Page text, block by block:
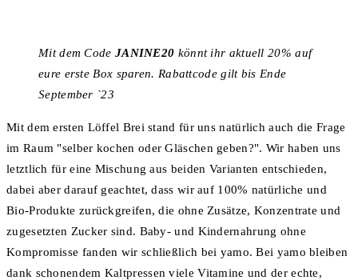
Mit dem Code JANINE20 könnt ihr aktuell 20% auf
eure erste Box sparen. Rabattcode gilt bis Ende
September `23
Mit dem ersten Löffel Brei stand für uns natürlich auch die Frage
im Raum "selber kochen oder Gläschen geben?". Wir haben uns
letztlich für eine Mischung aus beiden Varianten entschieden,
dabei aber darauf geachtet, dass wir auf 100% natürliche und
Bio-Produkte zurückgreifen, die ohne Zusätze, Konzentrate und
zugesetzten Zucker sind. Baby- und Kindernahrung ohne
Kompromisse fanden wir schließlich bei yamo. Bei yamo bleiben
dank schonendem Kaltpressen viele Vitamine und der echte,